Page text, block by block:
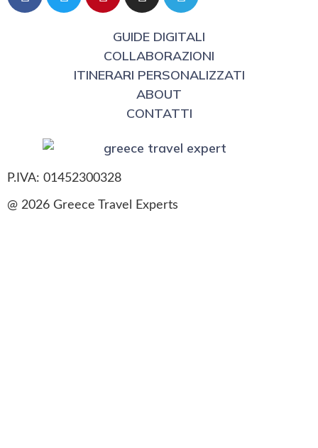
GUIDE DIGITALI
COLLABORAZIONI
ITINERARI PERSONALIZZATI
ABOUT
CONTATTI
P.IVA: 01452300328
@ 2026 Greece Travel Experts